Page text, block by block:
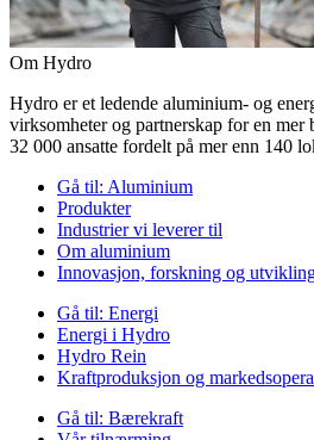
Om Hydro
Hydro er et ledende aluminium- og
virksomheter og partnerskap for en
32 000 ansatte fordelt på mer enn 140
Gå til: Aluminium
Produkter
Industrier vi leverer til
Om aluminium
Innovasjon, forskning og
Gå til: Energi
Energi i Hydro
Hydro Rein
Kraftproduksjon og
Gå til: Bærekraft